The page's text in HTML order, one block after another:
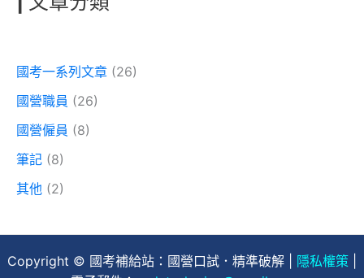
國考一系列文章 (26)
國營職員 (26)
國營僱員 (8)
筆記 (8)
其他 (2)
Copyright © 國考補給站：國營口試．精準破解 | 隱私權策